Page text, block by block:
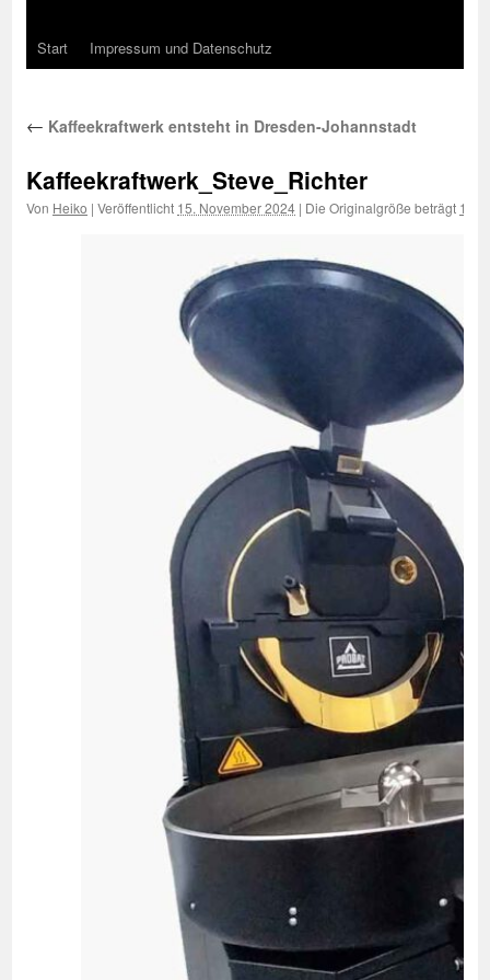
Start Impressum und Datenschutz
← Kaffeekraftwerk entsteht in Dresden-Johannstadt
Kaffeekraftwerk_Steve_Richter
Von Heiko | Veröffentlicht 15. November 2024 | Die Originalgröße beträgt